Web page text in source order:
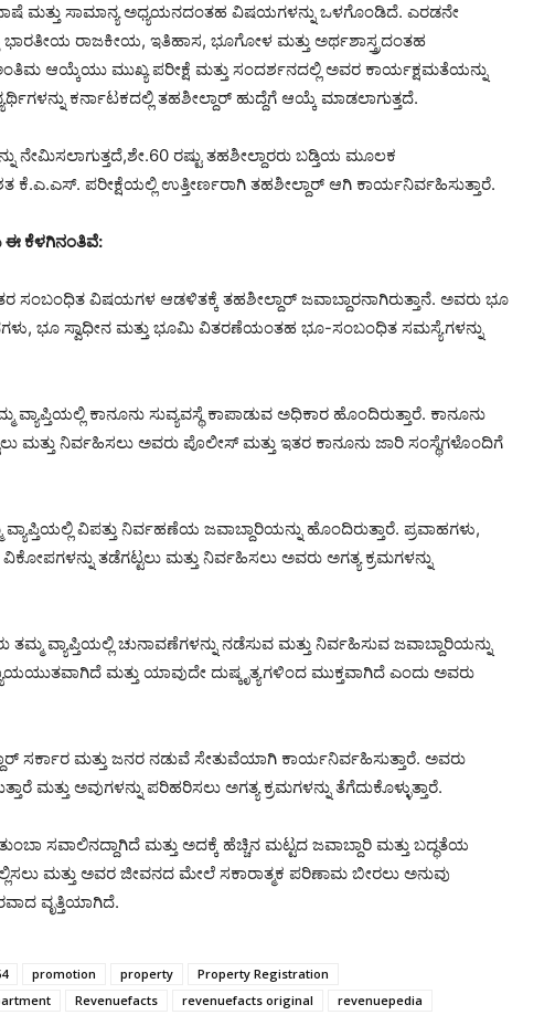
ಭಾಷೆ ಮತ್ತು ಸಾಮಾನ್ಯ ಅಧ್ಯಯನದಂತಹ ವಿಷಯಗಳನ್ನು ಒಳಗೊಂಡಿದೆ. ಎರಡನೇ
ಭಾರತೀಯ ರಾಜಕೀಯ, ಇತಿಹಾಸ, ಭೂಗೋಳ ಮತ್ತು ಅರ್ಥಶಾಸ್ತ್ರದಂತಹ
ಆಯ್ಕೆಯು ಮುಖ್ಯ ಪರೀಕ್ಷೆ ಮತ್ತು ಸಂದರ್ಶನದಲ್ಲಿ ಅವರ ಕಾರ್ಯಕ್ಷಮತೆಯನ್ನು
ಕರ್ನಾಟಕದಲ್ಲಿ ತಹಶೀಲ್ದಾರ್ ಹುದ್ದೆಗೆ ಆಯ್ಕೆ ಮಾಡಲಾಗುತ್ತದೆ.
ನೇಮಿಸಲಾಗುತ್ತದೆ,ಶೇ.60 ರಷ್ಟು ತಹಶೀಲ್ದಾರರು ಬಡ್ತಿಯ ಮೂಲಕ
ಕೆ.ಎ.ಎಸ್. ಪರೀಕ್ಷೆಯಲ್ಲಿ ಉತ್ತೀರ್ಣರಾಗಿ ತಹಶೀಲ್ದಾರ್ ಆಗಿ ಕಾರ್ಯನಿರ್ವಹಿಸುತ್ತಾರೆ.
ಈ ಕೆಳಗಿನಂತಿವೆ:
ಸಂಬಂಧಿತ ವಿಷಯಗಳ ಆಡಳಿತಕ್ಕೆ ತಹಶೀಲ್ದಾರ್ ಜವಾಬ್ದಾರನಾಗಿರುತ್ತಾನೆ. ಅವರು ಭೂ
ಭೂ ಸ್ವಾಧೀನ ಮತ್ತು ಭೂಮಿ ವಿತರಣೆಯಂತಹ ಭೂ-ಸಂಬಂಧಿತ ಸಮಸ್ಯೆಗಳನ್ನು
ವ್ಯಾಪ್ತಿಯಲ್ಲಿ ಕಾನೂನು ಸುವ್ಯವಸ್ಥೆ ಕಾಪಾಡುವ ಅಧಿಕಾರ ಹೊಂದಿರುತ್ತಾರೆ. ಕಾನೂನು
ಮತ್ತು ನಿರ್ವಹಿಸಲು ಅವರು ಪೊಲೀಸ್ ಮತ್ತು ಇತರ ಕಾನೂನು ಜಾರಿ ಸಂಸ್ಥೆಗಳೊಂದಿಗೆ
ವಿಪತ್ತು ನಿರ್ವಹಣೆಯ ಜವಾಬ್ದಾರಿಯನ್ನು ಹೊಂದಿರುತ್ತಾರೆ. ಪ್ರವಾಹಗಳು,
ತಡೆಗಟ್ಟಲು ಮತ್ತು ನಿರ್ವಹಿಸಲು ಅವರು ಅಗತ್ಯ ಕ್ರಮಗಳನ್ನು
ತಮ್ಮ ವ್ಯಾಪ್ತಿಯಲ್ಲಿ ಚುನಾವಣೆಗಳನ್ನು ನಡೆಸುವ ಮತ್ತು ನಿರ್ವಹಿಸುವ ಜವಾಬ್ದಾರಿಯನ್ನು
ಮತ್ತು ಯಾವುದೇ ದುಷ್ಕೃತ್ಯಗಳಿಂದ ಮುಕ್ತವಾಗಿದೆ ಎಂದು ಅವರು
ಸರ್ಕಾರ ಮತ್ತು ಜನರ ನಡುವೆ ಸೇತುವೆಯಾಗಿ ಕಾರ್ಯನಿರ್ವಹಿಸುತ್ತಾರೆ. ಅವರು
ಮತ್ತು ಅವುಗಳನ್ನು ಪರಿಹರಿಸಲು ಅಗತ್ಯ ಕ್ರಮಗಳನ್ನು ತೆಗೆದುಕೊಳ್ಳುತ್ತಾರೆ.
ಸವಾಲಿನದ್ದಾಗಿದೆ ಮತ್ತು ಅದಕ್ಕೆ ಹೆಚ್ಚಿನ ಮಟ್ಟದ ಜವಾಬ್ದಾರಿ ಮತ್ತು ಬದ್ಧತೆಯ
ಮತ್ತು ಅವರ ಜೀವನದ ಮೇಲೆ ಸಕಾರಾತ್ಮಕ ಪರಿಣಾಮ ಬೀರಲು ಅನುವು
ವೃತ್ತಿಯಾಗಿದೆ.
promotion property
Property Registration
Revenuefacts revenuefacts original
revenuepedia